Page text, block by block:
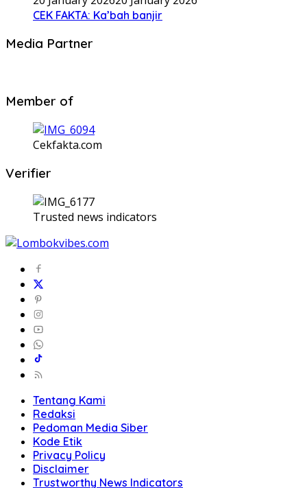
CEK FAKTA: Ka’bah banjir
Media Partner
Member of
Cekfakta.com
Verifier
Trusted news indicators
Tentang Kami
Redaksi
Pedoman Media Siber
Kode Etik
Privacy Policy
Disclaimer
Trustworthy News Indicators